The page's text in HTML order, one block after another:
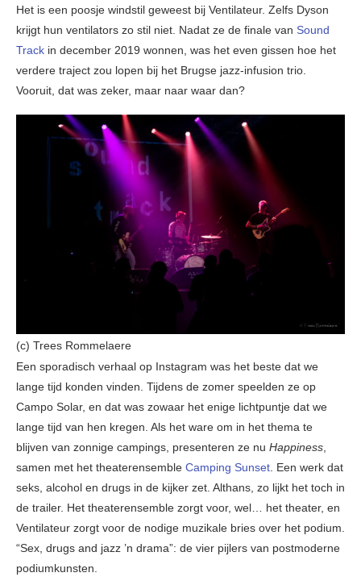
Het is een poosje windstil geweest bij Ventilateur. Zelfs Dyson
krijgt hun ventilators zo stil niet. Nadat ze de finale van Sound
Track in december 2019 wonnen, was het even gissen hoe het
verdere traject zou lopen bij het Brugse jazz-infusion trio.
Vooruit, dat was zeker, maar naar waar dan?
(c) Trees Rommelaere
Een sporadisch verhaal op Instagram was het beste dat we
lange tijd konden vinden. Tijdens de zomer speelden ze op
Campo Solar, en dat was zowaar het enige lichtpuntje dat we
lange tijd van hen kregen. Als het ware om in het thema te
blijven van zonnige campings, presenteren ze nu Happiness,
samen met het theaterensemble Camping Sunset. Een werk dat
seks, alcohol en drugs in de kijker zet. Althans, zo lijkt het toch in
de trailer. Het theaterensemble zorgt voor, wel… het theater, en
Ventilateur zorgt voor de nodige muzikale bries over het podium.
“Sex, drugs and jazz ’n drama”: de vier pijlers van postmoderne
podiumkunsten.